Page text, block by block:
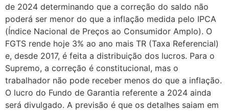
de 2024 determinando que a correção do saldo não
poderá ser menor do que a inflação medida pelo IPCA
(Índice Nacional de Preços ao Consumidor Amplo). O
FGTS rende hoje 3% ao ano mais TR (Taxa Referencial)
e, desde 2017, é feita a distribuição dos lucros. Para o
Supremo, a correção é constitucional, mas o
trabalhador não pode receber menos do que a inflação.
O lucro do Fundo de Garantia referente a 2024 ainda
será divulgado. A previsão é que os detalhes saiam em